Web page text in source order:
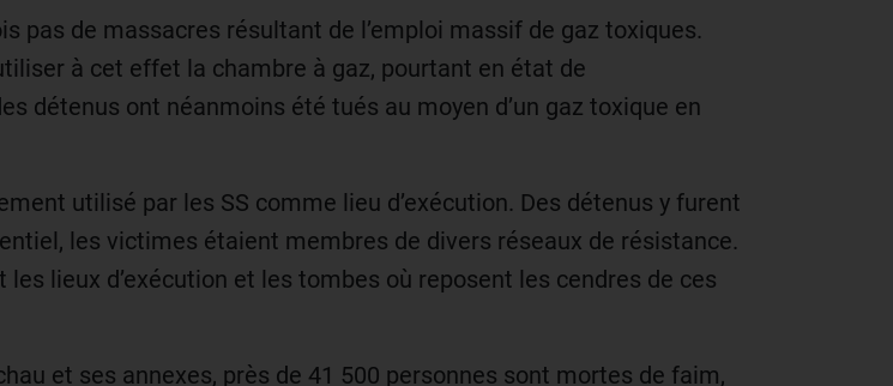
pas de massacres résultant de l’emploi massif de gaz toxiques.
à cet effet la chambre à gaz, pourtant en état de
détenus ont néanmoins été tués au moyen d’un gaz toxique en
utilisé par les SS comme lieu d’exécution. Des détenus y furent
les victimes étaient membres de divers réseaux de résistance.
lieux d’exécution et les tombes où reposent les cendres de ces
et ses annexes, près de 41 500 personnes sont mortes de faim,